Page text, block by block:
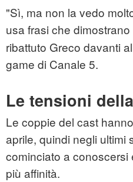
"Sì, ma non la vedo
usa frasi che dimostrano
ribattuto Greco davanti
game di Canale 5.
Le tensioni
Le coppie del cast
aprile, quindi negli ultimi
cominciato a
più affinità.